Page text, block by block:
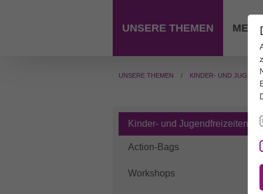
UNSERE THEMEN
UNSERE THEMEN KINDER- UND
Kinder- und Jugendfreizeiten
Action-Bags
Workshops